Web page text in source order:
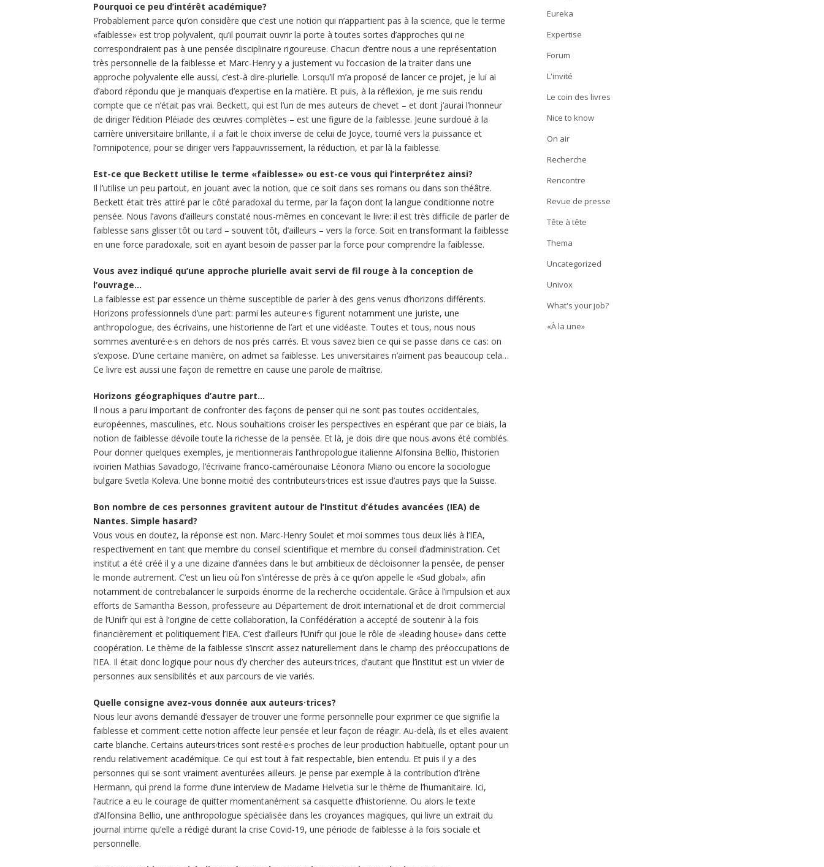
Pourquoi ce peu d’intérêt académique?
Probablement parce qu’on considère que c’est une notion qui n’appartient pas à la science, que le terme
«faiblesse» est trop polyvalent, qu’il pourrait ouvrir la porte à toutes sortes d’approches qui ne
correspondraient pas à une pensée disciplinaire rigoureuse. Chacun d’entre nous a une représentation
très personnelle de la faiblesse et Marc-Henry y a justement vu l’occasion de la traiter dans une
approche polyvalente elle aussi, c’est-à dire-plurielle. Lorsqu’il m’a proposé de lancer ce projet, je lui ai
d’abord répondu que je manquais d’expertise en la matière. Et puis, à la réflexion, je me suis rendu
compte que ce n’était pas vrai. Beckett, qui est l’un de mes auteurs de chevet – et dont j’aurai l’honneur
de diriger l’édition Pléiade des œuvres complètes – est une figure de la faiblesse. Jeune surdoué à la
carrière universitaire brillante, il a fait le choix inverse de celui de Joyce, tourné vers la puissance et
l’omnipotence, pour se diriger vers l’appauvrissement, la réduction, et par là la faiblesse.
Est-ce que Beckett utilise le terme «faiblesse» ou est-ce vous qui l’interprétez ainsi?
Il l’utilise un peu partout, en jouant avec la notion, que ce soit dans ses romans ou dans son théâtre.
Beckett était très attiré par le côté paradoxal du terme, par la façon dont la langue conditionne notre
pensée. Nous l’avons d’ailleurs constaté nous-mêmes en concevant le livre: il est très difficile de parler de
faiblesse sans glisser tôt ou tard – souvent tôt, d’ailleurs – vers la force. Soit en transformant la faiblesse
en une force paradoxale, soit en ayant besoin de passer par la force pour comprendre la faiblesse.
Vous avez indiqué qu’une approche plurielle avait servi de fil rouge à la conception de
l’ouvrage…
La faiblesse est par essence un thème susceptible de parler à des gens venus d’horizons différents.
Horizons professionnels d’une part: parmi les auteur·e·s figurent notamment une juriste, une
anthropologue, des écrivains, une historienne de l’art et une vidéaste. Toutes et tous, nous nous
sommes aventuré·e·s en dehors de nos prés carrés. Et vous savez bien ce qui se passe dans ce cas: on
s’expose. D’une certaine manière, on admet sa faiblesse. Les universitaires n’aiment pas beaucoup cela…
Ce livre est aussi une façon de remettre en cause une parole de maîtrise.
Horizons géographiques d’autre part…
Il nous a paru important de confronter des façons de penser qui ne sont pas toutes occidentales,
européennes, masculines, etc. Nous souhaitions croiser les perspectives en espérant que par ce biais, la
notion de faiblesse dévoile toute la richesse de la pensée. Et là, je dois dire que nous avons été comblés.
Pour donner quelques exemples, je mentionnerais l’anthropologue italienne Alfonsina Bellio, l’historien
ivoirien Mathias Savadogo, l’écrivaine franco-camérounaise Léonora Miano ou encore la sociologue
bulgare Svetla Koleva. Une bonne moitié des contributeurs·trices est issue d’autres pays que la Suisse.
Bon nombre de ces personnes gravitent autour de l’Institut d’études avancées (IEA) de
Nantes. Simple hasard?
Vous vous en doutez, la réponse est non. Marc-Henry Soulet et moi sommes tous deux liés à l’IEA,
respectivement en tant que membre du conseil scientifique et membre du conseil d’administration. Cet
institut a été créé il y a une dizaine d’années dans le but ambitieux de décloisonner la pensée, de penser
le monde autrement. C’est un lieu où l’on s’intéresse de près à ce qu’on appelle le «Sud global», afin
notamment de contrebalancer le surpoids énorme de la recherche occidentale. Grâce à l’impulsion et aux
efforts de Samantha Besson, professeure au Département de droit international et de droit commercial
de l’Unifr qui est à l’origine de cette collaboration, la Confédération a accepté de soutenir à la fois
financièrement et politiquement l’IEA. C’est d’ailleurs l’Unifr qui joue le rôle de «leading house» dans cette
coopération. Le thème de la faiblesse s’inscrit assez naturellement dans le champ des préoccupations de
l’IEA. Il était donc logique pour nous d’y chercher des auteurs·trices, d’autant que l’institut est un vivier de
personnes aux sensibilités et aux parcours de vie variés.
Quelle consigne avez-vous donnée aux auteurs·trices?
Nous leur avons demandé d’essayer de trouver une forme personnelle pour exprimer ce que signifie la
faiblesse et comment cette notion affecte leur pensée et leur façon de réagir. Au-delà, ils et elles avaient
carte blanche. Certains auteurs·trices sont resté·e·s proches de leur production habituelle, optant pour un
rendu relativement académique. Ce qui est tout à fait respectable, bien entendu. Et puis il y a des
personnes qui se sont vraiment aventurées ailleurs. Je pense par exemple à la contribution d’Irène
Hermann, qui prend la forme d’une interview de Madame Helvetia sur le thème de l’humanitaire. Ici,
l’autrice a eu le courage de quitter momentanément sa casquette d’historienne. Ou alors le texte
d’Alfonsina Bellio, une anthropologue spécialisée dans les croyances magiques, qui livre un extrait du
journal intime qu’elle a rédigé durant la crise Covid-19, une période de faiblesse à la fois sociale et
personnelle.
Eureka
Expertise
Forum
L'invité
Le coin des livres
Nice to know
On air
Recherche
Rencontre
Revue de presse
Tête à tête
Thema
Uncategorized
Univox
What's your job?
«À la une»